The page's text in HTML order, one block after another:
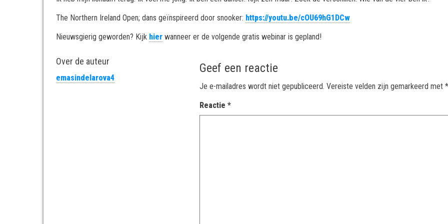
The Northern Ireland Open; dans geïnspireerd door snooker: https://youtu.be/cOU69hG1DCw
Nieuwsgierig geworden? Kijk hier wanneer er de volgende gratis webinar is gepland!
Over de auteur
emasindelarova4
Geef een reactie
Je e-mailadres wordt niet gepubliceerd. Vereiste velden zijn gemarkeerd met
Reactie*